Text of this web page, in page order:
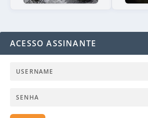
ACESSO ASSINANTE